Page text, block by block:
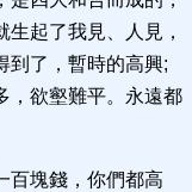
起了我見、人見，
到了，暫時的高興;
，欲壑難平。永遠都
百塊錢，你們都高